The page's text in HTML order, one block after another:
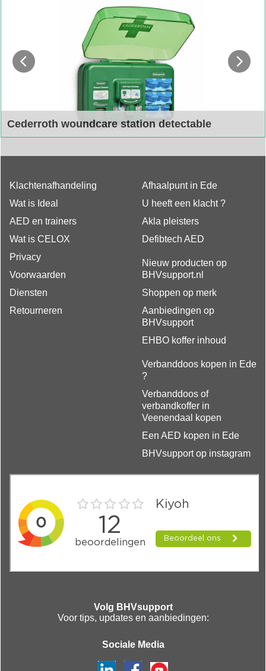
Cederroth woundcare station detectable
Klachtenafhandeling
Wat is Ideal
AED en trainers
Wat is CELOX
Privacy
Voorwaarden
Diensten
Retourneren
Afhaalpunt in Ede
U heeft een klacht ?
Akla pleisters
Defibtech AED
Nieuw producten op
BHVsupport.nl
Shoppen op merk
Aanbiedingen op
BHVsupport
EHBO koffer inhoud
Verbanddoos kopen in Ede
?
Verbanddoos of
verbandkoffer in
Veenendaal kopen
Een AED kopen in Ede
BHVsupport op instagram
Volg BHVsupport
Voor tips, updates en aanbiedingen:
Sociale Media